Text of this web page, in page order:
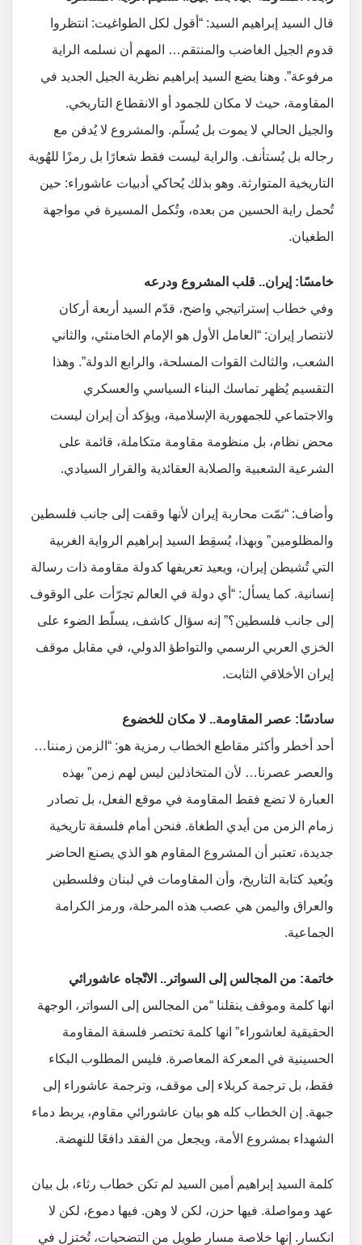
قال السيد إبراهيم السيد: “أقول لكل الطواغيت: انتظروا
قدوم الجيل الغاضب والمنتقم… المهم أن نسلمه الراية
مرفوعة”. وهنا يضع السيد إبراهيم نظرية الجيل الجديد في
المقاومة، حيث لا مكان للجمود أو الانقطاع التاريخي.
والجيل الحالي لا يموت بل يُسلّم. والمشروع لا يُدفن مع
رجاله بل يُستأنف. والراية ليست فقط شعارًا بل رمزًا للهُوية
التاريخية المتوارثة. وهو بذلك يُحاكي أدبيات عاشوراء: حين
تُحمل راية الحسين من بعده، وتُكمل المسيرة في مواجهة
الطغيان.
خامسًا: إيران.. قلب المشروع ودرعه
وفي خطاب إستراتيجي واضح، قدّم السيد أربعة أركان
لانتصار إيران: “العامل الأول هو الإمام الخامنئي، والثاني
الشعب، والثالث القوات المسلحة، والرابع الدولة”. وهذا
التقسيم يُظهر تماسك البناء السياسي والعسكري
والاجتماعي للجمهورية الإسلامية، ويؤكد أن إيران ليست
محض نظام، بل منظومة مقاومة متكاملة، قائمة على
الشرعية الشعبية والصلابة العقائدية والقرار السيادي.
وأضاف: “تمّت محاربة إيران لأنها وقفت إلى جانب فلسطين
والمظلومين” وبهذا، يُسقِط السيد إبراهيم الرواية الغربية
التي تُشيطن إيران، ويعيد تعريفها كدولة مقاومة ذات رسالة
إنسانية. كما يسأل: “أي دولة في العالم تجرّأت على الوقوف
إلى جانب فلسطين؟” إنه سؤال كاشف، يسلّط الضوء على
الخزي العربي الرسمي والتواطؤ الدولي، في مقابل موقف
إيران الأخلاقي الثابت.
سادسًا: عصر المقاومة.. لا مكان للخضوع
أحد أخطر وأكثر مقاطع الخطاب رمزية هو: “الزمن زمننا…
والعصر عصرنا… لأن المتخاذلين ليس لهم زمن” بهذه
العبارة لا تضع فقط المقاومة في موقع الفعل، بل تصادر
زمام الزمن من أيدي الطغاة. فنحن أمام فلسفة تاريخية
جديدة، تعتبر أن المشروع المقاوم هو الذي يصنع الحاضر
ويُعيد كتابة التاريخ، وأن المقاومات في لبنان وفلسطين
والعراق واليمن هي عصب هذه المرحلة، ورمز الكرامة
الجماعية.
خاتمة: من المجالس إلى السواتر.. الاتّجاه عاشورائي
انها كلمة وموقف ينقلنا “من المجالس إلى السواتر، الوجهة
الحقيقية لعاشوراء” انها كلمة تختصر فلسفة المقاومة
الحسينية في المعركة المعاصرة. فليس المطلوب البكاء
فقط، بل ترجمة كربلاء إلى موقف، وترجمة عاشوراء إلى
جبهة. إن الخطاب كله هو بيان عاشورائي مقاوم، يربط دماء
الشهداء بمشروع الأمة، ويجعل من الفقد دافعًا للنهضة.
كلمة السيد إبراهيم أمين السيد لم تكن خطاب رثاء، بل بيان
عهد ومواصلة. فيها حزن، لكن لا وهن. فيها دموع، لكن لا
انكسار. إنها خلاصة مسار طويل من التضحيات، تُختزل في